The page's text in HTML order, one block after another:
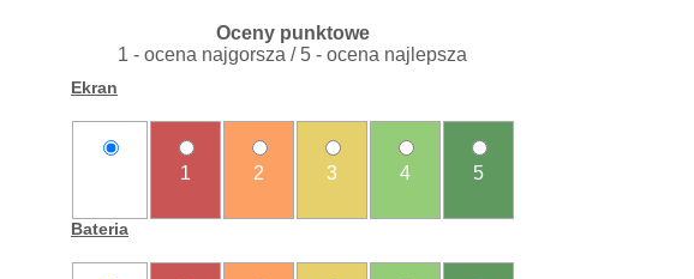
Oceny punktowe
1 - ocena najgorsza / 5 - ocena najlepsza
Ekran
1 2 3 4 5
Bateria